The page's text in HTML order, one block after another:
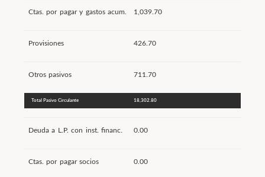
Ctas. por pagar y gastos acum. 1,039.70
Provisiones 426.70
Otros pasivos 711.70
Total Pasivo Circulante 18,302.80
Deuda a L.P. con inst. financ. 0.00
Ctas. por pagar socios 0.00